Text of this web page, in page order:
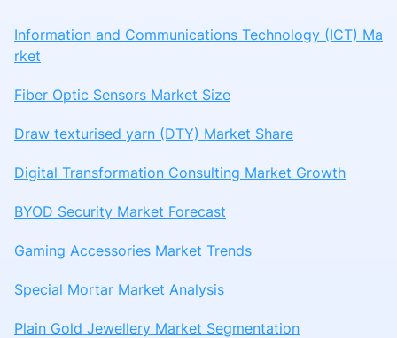
Information and Communications Technology (ICT) Ma
rket
Fiber Optic Sensors Market Size
Draw texturised yarn (DTY) Market Share
Digital Transformation Consulting Market Growth
BYOD Security Market Forecast
Gaming Accessories Market Trends
Special Mortar Market Analysis
Plain Gold Jewellery Market Segmentation